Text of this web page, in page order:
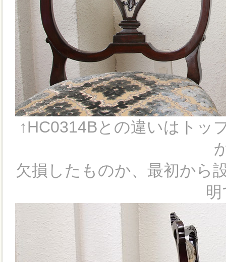
↑HC0314Bとの違いはトッ
欠損したものか、最初から